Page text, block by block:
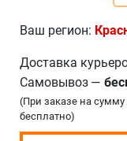
Ваш регион:
Доставка
Самовывоз —
(При заказе на сумму
бесплатно)